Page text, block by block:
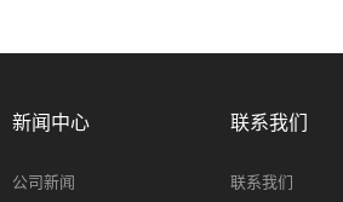
新闻中心
公司新闻
联系我们
联系我们